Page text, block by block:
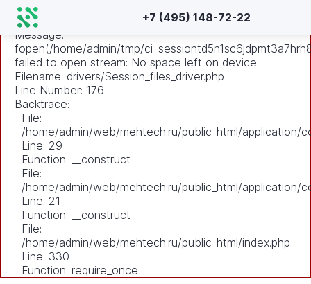
A PHP Error was encountered
Severity: Warning
Message:
fopen(/home/admin/tmp/
failed to open stream: No space left on device
Filename: drivers/Session_files_driver.php
Line Number: 176
Backtrace:
File:
/home/admin/web/mehtech.ru/public_html/application/
Line: 29
Function: __construct
File:
/home/admin/web/mehtech.ru/public_html/application/
Line: 21
Function: __construct
File:
/home/admin/web/mehtech.ru/public_html/index.php
Line: 330
Function: require_once
+7 (495) 148-72-22